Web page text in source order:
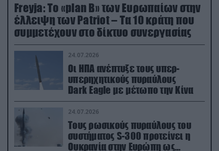
Freyja: Το «plan Β» των Ευρωπαίων στην
έλλειψη των Patriot – Τα 10 κράτη που
συμμετέχουν στο δίκτυο συνεργασίας
24.07.2026
Οι ΗΠΑ ανέπτυξε τους υπερ-
υπερηχητικούς πυραύλους
Dark Eagle με μέτωπο την Κίνα
24.07.2026
Τους ρωσικούς πυραύλους του
συστήματος S-300 προτείνει η
Ουκρανία στην Ευρώπη ως